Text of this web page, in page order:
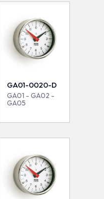
GA01-0020-D
GA01 - GA02 -
GA05